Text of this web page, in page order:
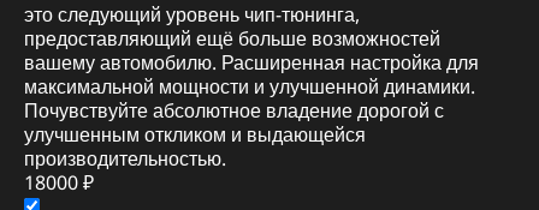
это следующий уровень чип-тюнинга,
предоставляющий ещё больше возможностей
вашему автомобилю. Расширенная настройка для
максимальной мощности и улучшенной динамики.
Почувствуйте абсолютное владение дорогой с
улучшенным откликом и выдающейся
производительностью.
18000 ₽